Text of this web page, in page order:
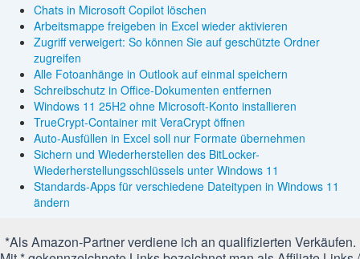
Chats in Microsoft Copilot löschen
Arbeitsmappe freigeben in Excel wieder aktivieren
Zugriff verweigert: So können Sie auf geschützte Ordner
zugreifen
Alle Fotoanhänge in Outlook auf einmal speichern
Schreibschutz in Office-Dokumenten entfernen
Windows 11 25H2 ohne Microsoft-Konto installieren
TrueCrypt-Container mit VeraCrypt öffnen
Auto-Ausfüllen in Excel soll nur Formate übernehmen
Sichern und Wiederherstellen des BitLocker-
Wiederherstellungsschlüssels unter Windows 11
Standards-Apps für verschiedene Dateitypen in Windows 11
ändern
*Als Amazon-Partner verdiene ich an qualifizierten Verkäufen.